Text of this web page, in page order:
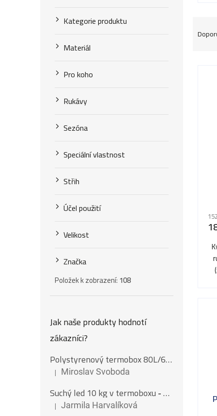
Kategorie produktu
Materiál
Pro koho
Rukávy
Sezóna
Speciální vlastnost
Střih
Účel použití
Velikost
Značka
Položek k zobrazení:108
Jak naše produkty hodnotí
zákazníci?
Polystyrenový termobox 80L/62Kg
Hodnocení produktu je 5 z 5 hvězdiček.
| Miroslav Svoboda
Suchý led 10 kg v termoboxu- Nugety 16 mm
Hodnocení produktu je 5 z 5 hvězdiček.
| Jarmila Harvalíková
je
5,0